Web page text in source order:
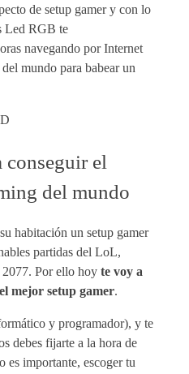
de setup gamer y con lo
Led RGB te
navegando por Internet
mundo para babear un
conseguir el
del mundo
habitación un setup gamer
partidas del LoL,
Por ello hoy te voy a
mejor setup gamer.
y programador), y te
debes fijarte a la hora de
es importante, escoger tu